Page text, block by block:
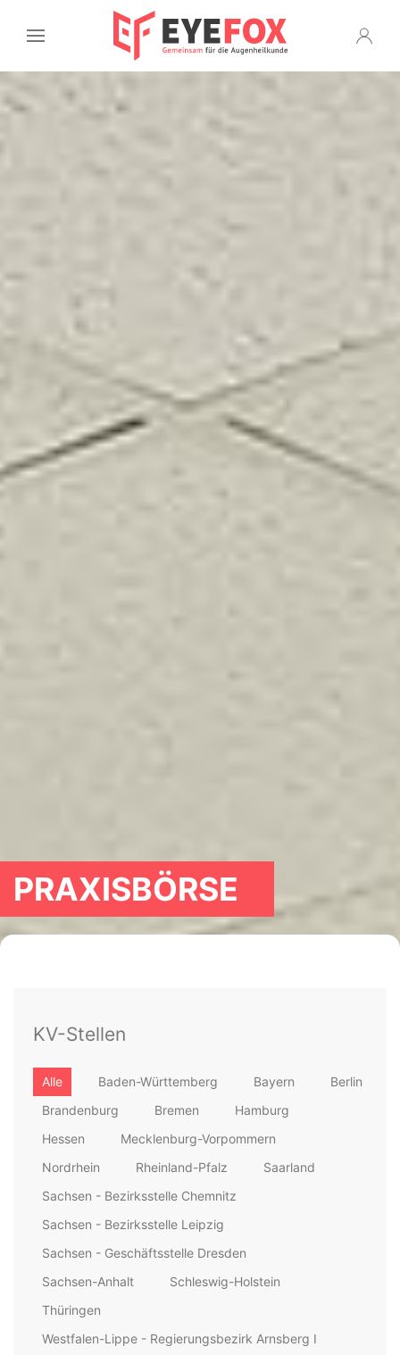
PRAXISBÖRSE
KV-Stellen
Alle Baden-Württemberg Bayern
Berlin
Brandenburg
Bremen
Hamburg
Hessen
Mecklenburg-Vorpommern
Nordrhein
Rheinland-Pfalz
Saarland
Sachsen - Bezirksstelle Chemnitz
Sachsen - Bezirksstelle Leipzig
Sachsen - Geschäftsstelle Dresden
Sachsen-Anhalt
Schleswig-Holstein
Thüringen
Westfalen-Lippe - Regierungsbezirk Arnsberg I